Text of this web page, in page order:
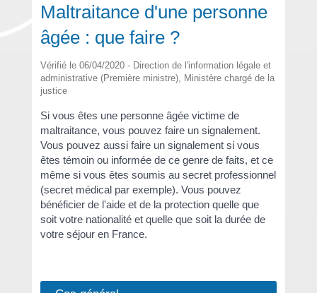
Maltraitance d'une personne
âgée : que faire ?
Vérifié le 06/04/2020 - Direction de l'information légale et
administrative (Première ministre), Ministère chargé de la
justice
Si vous êtes une personne âgée victime de
maltraitance, vous pouvez faire un signalement.
Vous pouvez aussi faire un signalement si vous
êtes témoin ou informée de ce genre de faits, et ce
même si vous êtes soumis au secret professionnel
(secret médical par exemple). Vous pouvez
bénéficier de l'aide et de la protection quelle que
soit votre nationalité et quelle que soit la durée de
votre séjour en France.